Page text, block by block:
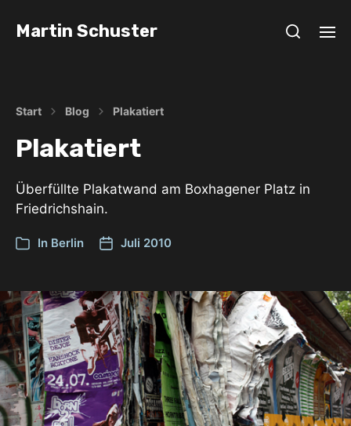
Martin Schuster
Start Blog Plakatiert
Plakatiert
Überfüllte Plakatwand am Boxhagener Platz in
Friedrichshain.
In Berlin Juli 2010